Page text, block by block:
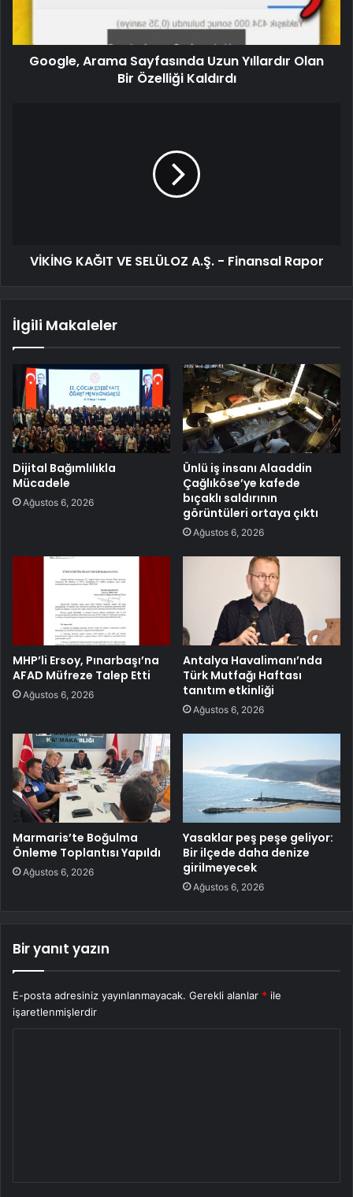
Google, Arama Sayfasında Uzun Yıllardır Olan
Bir Özelliği Kaldırdı
VİKİNG KAĞIT VE SELÜLOZ A.Ş. - Finansal Rapor
İlgili Makaleler
Dijital Bağımlılıkla
Mücadele
Ağustos 6, 2026
Ünlü iş insanı Alaaddin
Çağlıköse’ye kafede
bıçaklı saldırının
görüntüleri ortaya çıktı
Ağustos 6, 2026
MHP’li Ersoy, Pınarbaşı’na
AFAD Müfreze Talep Etti
Ağustos 6, 2026
Antalya Havalimanı’nda
Türk Mutfağı Haftası
tanıtım etkinliği
Ağustos 6, 2026
Marmaris’te Boğulma
Önleme Toplantısı Yapıldı
Ağustos 6, 2026
Yasaklar peş peşe geliyor:
Bir ilçede daha denize
girilmeyecek
Ağustos 6, 2026
Bir yanıt yazın
E-posta adresiniz yayınlanmayacak. Gerekli alanlar * ile
işaretlenmişlerdir